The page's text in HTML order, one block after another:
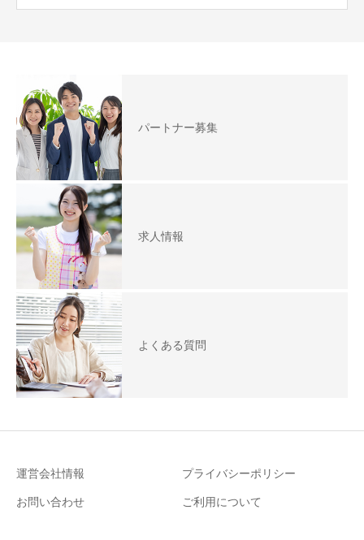
パートナー募集
求人情報
よくある質問
運営会社情報
プライバシーポリシー
お問い合わせ
ご利用について